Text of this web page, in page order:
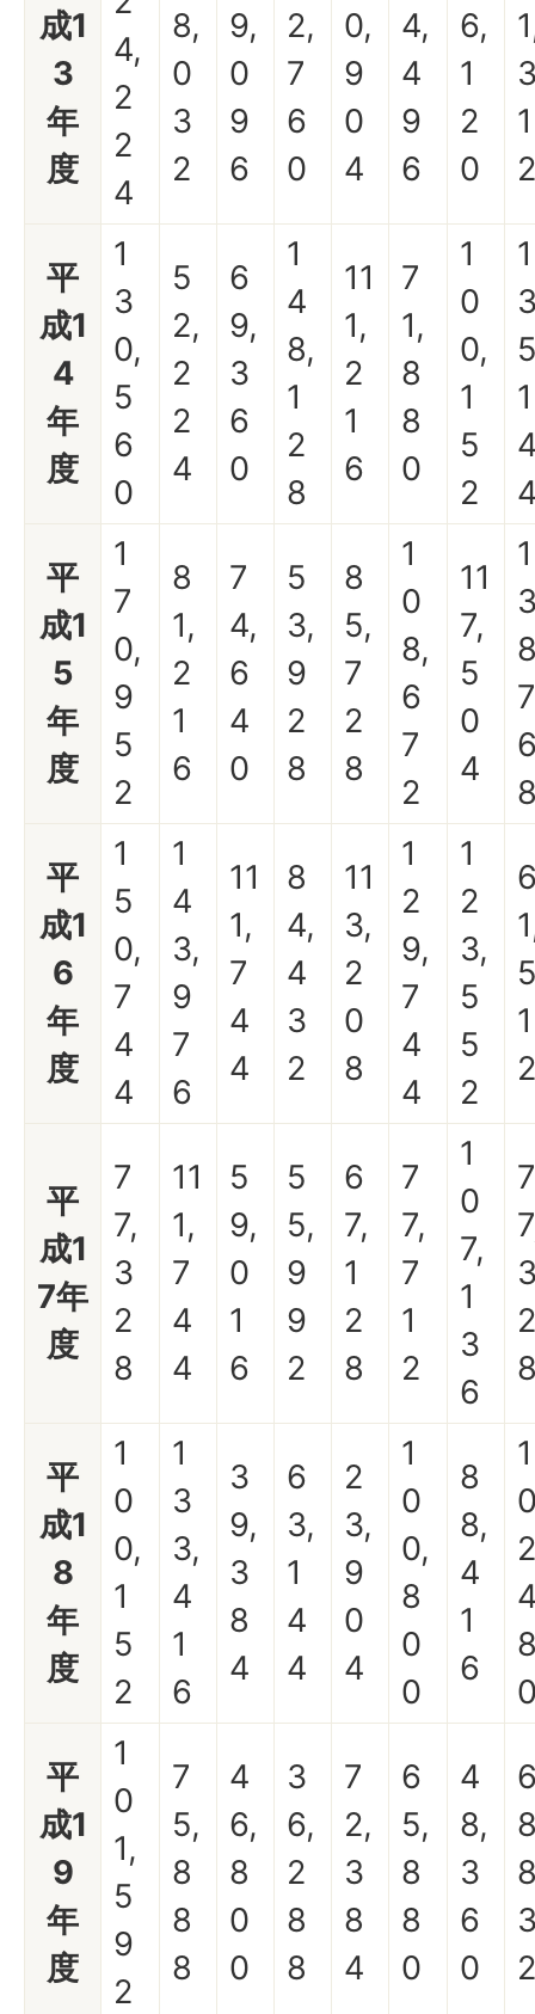
成1
3
年
度
4,
2
2
4
8,
0
3
2
9,
0
9
6
2,
7
6
0
0,
9
0
4
4,
4
9
6
6,
1
2
0
1
2
平
成1
4
年
度
1
3
0,
5
6
0
5
2,
2
2
4
6
9,
3
6
0
1
4
8,
1
2
8
11
1,
2
1
6
7
1,
8
8
0
1
0
0,
1
5
2
1
1
平
成1
5
年
度
1
7
0,
9
5
2
8
1,
2
1
6
7
4,
6
4
0
5
3,
9
2
8
8
5,
7
2
8
1
0
8,
6
7
2
11
7,
5
0
4
1
7
平
成1
6
年
度
1
5
0,
7
4
4
1
4
3,
9
7
6
11
1,
7
4
4
8
4,
4
3
2
11
3,
2
0
8
1
2
9,
7
4
4
1
2
3,
5
5
2
1
2
平
成1
7年
度
7
7,
3
2
8
11
1,
7
4
4
5
9,
0
1
6
5
5,
9
9
2
6
7,
1
2
8
7
7,
7
1
2
1
0
7,
1
3
6
7
2
平
成1
8
年
度
1
0
0,
1
5
2
1
3
3,
4
1
6
3
9,
3
8
4
6
3,
1
4
4
2
3,
9
0
4
1
0
0,
8
0
0
8
8,
4
1
6
1
平
成1
9
年
度
1
0
1,
5
9
2
7
5,
8
8
8
4
6,
8
0
0
3
6,
2
8
8
7
2,
3
8
4
6
5,
8
8
0
4
8,
3
6
0
2